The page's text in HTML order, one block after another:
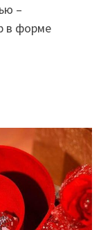
–
в форме